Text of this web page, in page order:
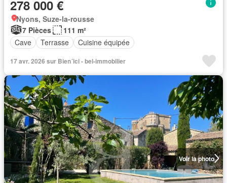
278 000 €
Nyons, Suze-la-rousse
7 Pièces
111 m²
Cave
Terrasse Cuisine équipée
17 avr. 2026 sur Bien´ici - bel-immobilier
Voir la photo